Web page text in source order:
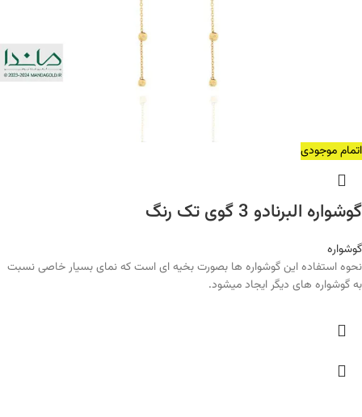
اتمام موجودی
گوشواره البرنادو 3 گوی تک رنگ
گوشواره
نحوه استفاده این گوشواره ها بصورت بخیه ای است که نمای بسیار خاصی نسبت
به گوشواره های دیگر ایجاد میشود.